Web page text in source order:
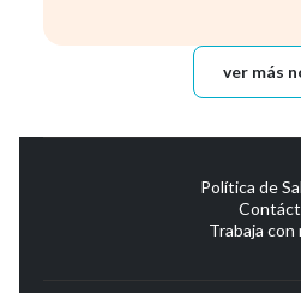
ver más
Política de
Trabaja